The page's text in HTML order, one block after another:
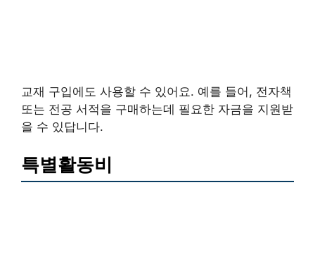
교재 구입에도 사용할 수 있어요. 예를 들어, 전자책
또는 전공 서적을 구매하는데 필요한 자금을 지원받
을 수 있답니다.
특별활동비